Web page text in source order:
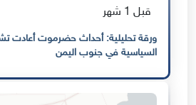
قبل 1 شهر
ورقة تحليلية: أحداث حضرموت أعادت
السياسية في جنوب اليمن